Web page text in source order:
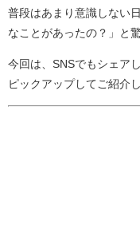
普段はあまり意識しない
なことがあったの？」と
今回は、SNSでもシェア
ピックアップしてご紹介